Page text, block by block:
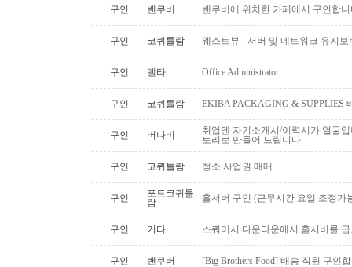
구인 밴쿠버 밴쿠버에 위치한 카페에서 구인합
구인 코퀴틀람 웨스트뷰 - 서버 및 네트워크 유지보
구인 델타 Office Administrator
구인 코퀴틀람 EKIBA PACKAGING & SUPPLIES
구인 버나비
취업엔 자기소개서/이력서가 얼굴
토리로 만들어 드립니다.
구인 코퀴틀람 청소 사업권 매매
구인
포트코퀴틀
람
홀서버 구인 (근무시간 요일 조정가
구인 기타 스쿼미시 다운타운에서 홀서버를
구인 밴쿠버 [Big Brothers Food] 배송 직원 구인